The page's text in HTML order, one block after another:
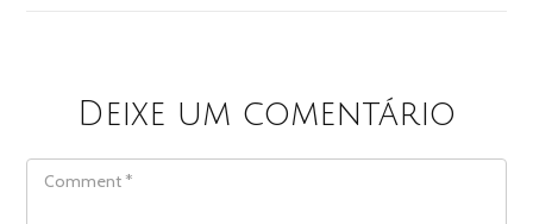
Deixe um comentário
COMMENT